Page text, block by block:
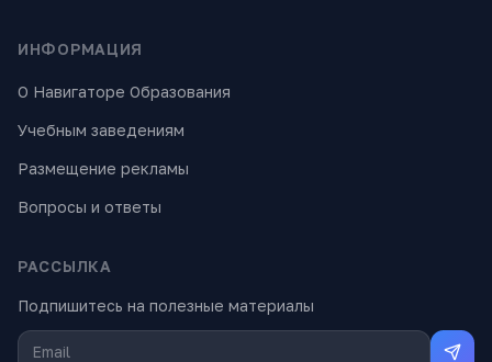
ИНФОРМАЦИЯ
О Навигаторе Образования
Учебным заведениям
Размещение рекламы
Вопросы и ответы
РАССЫЛКА
Подпишитесь на полезные материалы